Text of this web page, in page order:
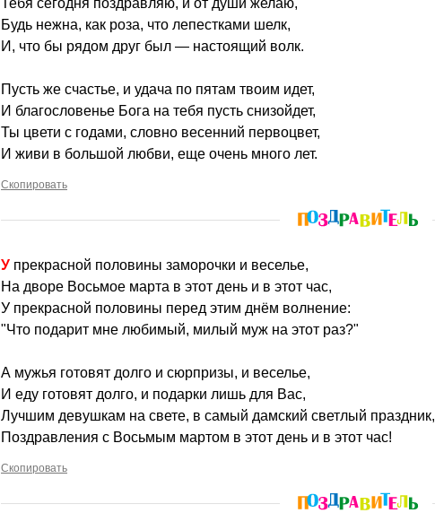
Тебя сегодня поздравляю, и от души желаю,
Будь нежна, как роза, что лепестками шелк,
И, что бы рядом друг был — настоящий волк.
Пусть же счастье, и удача по пятам твоим идет,
И благословенье Бога на тебя пусть снизойдет,
Ты цвети с годами, словно весенний первоцвет,
И живи в большой любви, еще очень много лет.
Скопировать
У прекрасной половины заморочки и веселье,
На дворе Восьмое марта в этот день и в этот час,
У прекрасной половины перед этим днём волнение:
"Что подарит мне любимый, милый муж на этот раз?"
А мужья готовят долго и сюрпризы, и веселье,
И еду готовят долго, и подарки лишь для Вас,
Лучшим девушкам на свете, в самый дамский светлый праздник,
Поздравления с Восьмым мартом в этот день и в этот час!
Скопировать